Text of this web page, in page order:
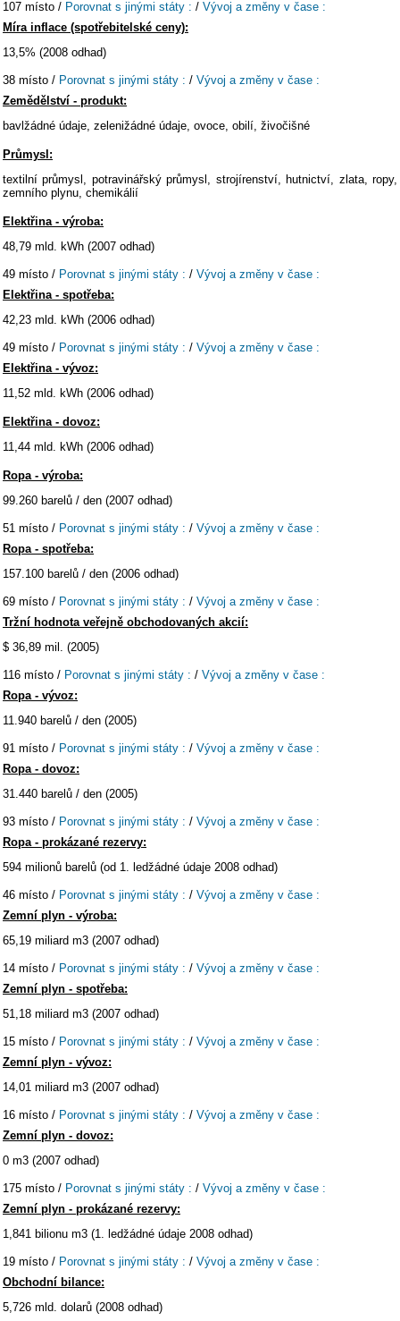
107 místo / Porovnat s jinými státy : / Vývoj a změny v čase :
Míra inflace (spotřebitelské ceny):
13,5% (2008 odhad)
38 místo / Porovnat s jinými státy : / Vývoj a změny v čase :
Zemědělství - produkt:
bavlžádné údaje, zelenižádné údaje, ovoce, obilí, živočišné
Průmysl:
textilní průmysl, potravinářský průmysl, strojírenství, hutnictví, zlata, ropy,
zemního plynu, chemikálií
Elektřina - výroba:
48,79 mld. kWh (2007 odhad)
49 místo / Porovnat s jinými státy : / Vývoj a změny v čase :
Elektřina - spotřeba:
42,23 mld. kWh (2006 odhad)
49 místo / Porovnat s jinými státy : / Vývoj a změny v čase :
Elektřina - vývoz:
11,52 mld. kWh (2006 odhad)
Elektřina - dovoz:
11,44 mld. kWh (2006 odhad)
Ropa - výroba:
99.260 barelů / den (2007 odhad)
51 místo / Porovnat s jinými státy : / Vývoj a změny v čase :
Ropa - spotřeba:
157.100 barelů / den (2006 odhad)
69 místo / Porovnat s jinými státy : / Vývoj a změny v čase :
Tržní hodnota veřejně obchodovaných akcií:
$ 36,89 mil. (2005)
116 místo / Porovnat s jinými státy : / Vývoj a změny v čase :
Ropa - vývoz:
11.940 barelů / den (2005)
91 místo / Porovnat s jinými státy : / Vývoj a změny v čase :
Ropa - dovoz:
31.440 barelů / den (2005)
93 místo / Porovnat s jinými státy : / Vývoj a změny v čase :
Ropa - prokázané rezervy:
594 milionů barelů (od 1. ledžádné údaje 2008 odhad)
46 místo / Porovnat s jinými státy : / Vývoj a změny v čase :
Zemní plyn - výroba:
65,19 miliard m3 (2007 odhad)
14 místo / Porovnat s jinými státy : / Vývoj a změny v čase :
Zemní plyn - spotřeba:
51,18 miliard m3 (2007 odhad)
15 místo / Porovnat s jinými státy : / Vývoj a změny v čase :
Zemní plyn - vývoz:
14,01 miliard m3 (2007 odhad)
16 místo / Porovnat s jinými státy : / Vývoj a změny v čase :
Zemní plyn - dovoz:
0 m3 (2007 odhad)
175 místo / Porovnat s jinými státy : / Vývoj a změny v čase :
Zemní plyn - prokázané rezervy:
1,841 bilionu m3 (1. ledžádné údaje 2008 odhad)
19 místo / Porovnat s jinými státy : / Vývoj a změny v čase :
Obchodní bilance:
5,726 mld. dolarů (2008 odhad)